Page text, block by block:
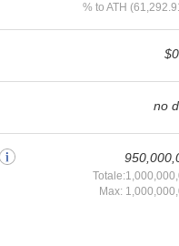
% to ATH
no
Max: